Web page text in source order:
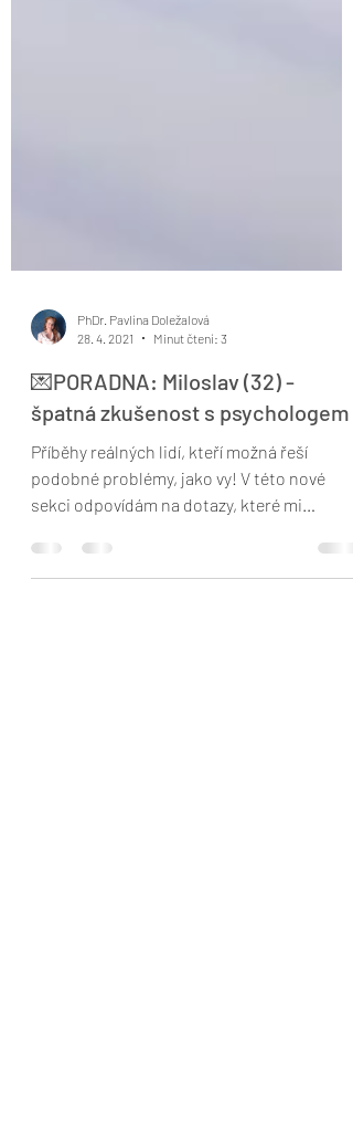
28. 4. 2021
Minut čtení: 3
💌PORADNA: Miloslav (32) -
špatná zkušenost s psychologem
Příběhy reálných lidí, kteří možná řeší
podobné problémy, jako vy! V této nové
sekci odpovídám na dotazy, které mi